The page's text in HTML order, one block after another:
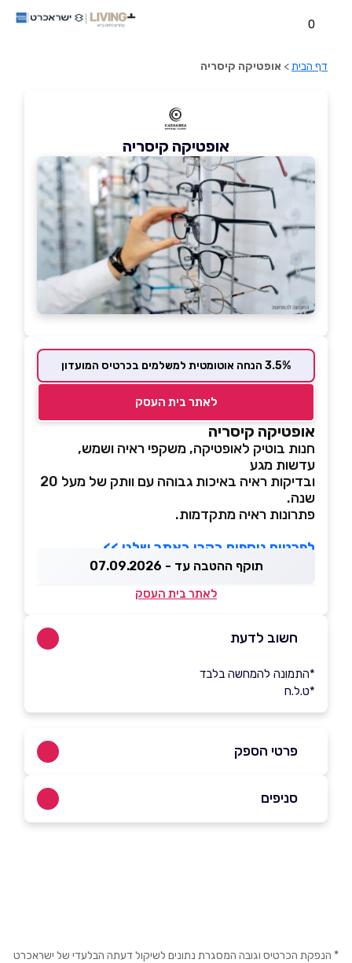
0
דף הבית> אופטיקה קיסריה
אופטיקה קיסריה
3.5% הנחה אוטומטית למשלמים בכרטיס המועדון
לאתר בית העסק
אופטיקה קיסריה
חנות בוטיק לאופטיקה, משקפי ראיה ושמש,
עדשות מגע
ובדיקות ראיה באיכות גבוהה עם וותק של מעל 20
שנה.
פתרונות ראיה מתקדמות.
לפרטים נוספים בקרו באתר שלנו >>
תוקף ההטבה עד - 07.09.2026
לאתר בית העסק
חשוב לדעת
*התמונה להמחשה בלבד
*ט.ל.ח
פרטי הספק
באתר בפייסבוק באינסטגרם
טלפון*
סניפים
* הנפקת הכרטיס וגובה המסגרת נתונים לשיקול דעתה הבלעדי של ישראכרט